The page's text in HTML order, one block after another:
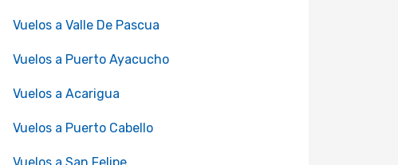
Vuelos a Valle De Pascua
Vuelos a Puerto Ayacucho
Vuelos a Acarigua
Vuelos a Puerto Cabello